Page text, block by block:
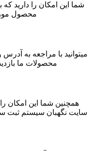
شما این امکان را دارید
محصول
میتوانید با مراجعه به
محصولات ما
همچنین شما این امکان
سایت نگهبان سیستم ثبت